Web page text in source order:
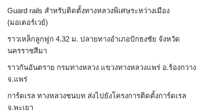
Guard rails สำหรับติดตั้งทางหลวงพิเศษระหว่างเมือง
(มอเตอร์เวย์)
ราวเหล็กลูกฟูก 4.32 ม. ปลายทางอำเภอปักธงชัย จังหวัด
นครราชสีมา
ราวกันอันตราย กรมทางหลวง แขวงทางหลวงแพร่ อ.ร้องกวาง
จ.แพร่
การ์ดเรล ทางหลวงชนบท ส่งไปยังโครงการติดตั้งการ์ดเรล
จ.พะเยา